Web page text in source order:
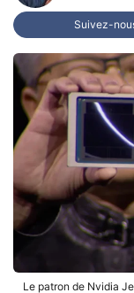
Suivez-
Le patron de Nvidia